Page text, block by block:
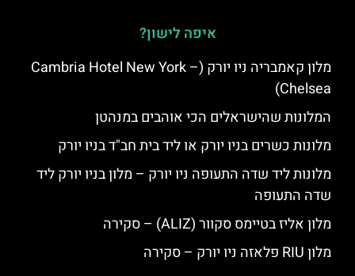
איפה לישון?
מלון קאמבריה ניו יורק (Cambria Hotel New York –
Chelsea)
המלונות שהישראלים הכי אוהבים במנהטן
מלונות כשרים בניו יורק או ליד בית חב"ד בניו יורק
מלונות ליד שדה התעופה ניו יורק – מלון בניו יורק ליד
שדה התעופה
מלון אליז בטיימס סקוור (ALIZ) – סקירה
מלון RIU פלאזה ניו יורק – סקירה